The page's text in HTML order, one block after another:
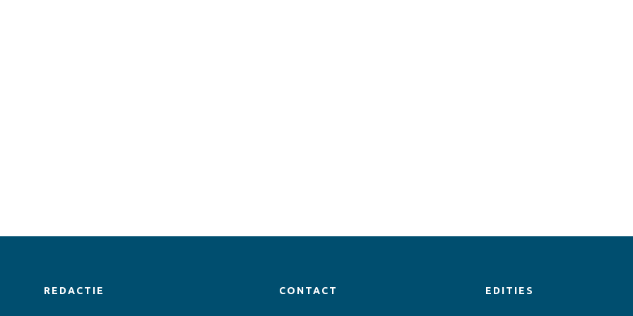
REDACTIE CONTACT EDITIES